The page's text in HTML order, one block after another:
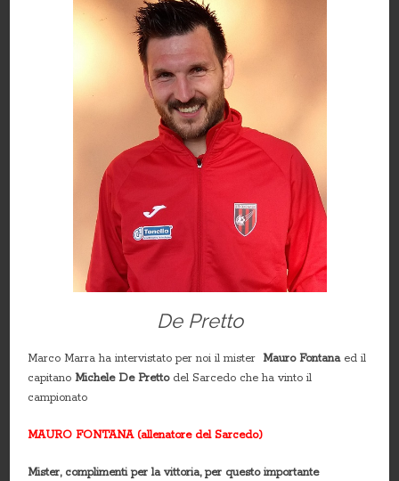
De Pretto
Marco Marra ha intervistato per noi il misterMauro Fontanaed il
capitanoMichele De Pretto del Sarcedo che ha vinto il
campionato
MAURO FONTANA (allenatore del Sarcedo)
Mister, complimenti per la vittoria, per questo importante